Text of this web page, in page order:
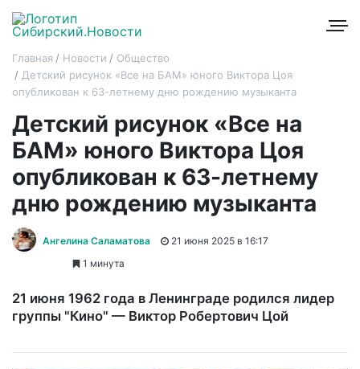
Главная Новости
Общество
Детский рисунок «Все на БАМ» юного Виктора Цоя
опубликован к 63-летнему дню рождению музыканта
Детский рисунок «Все на
БАМ» юного Виктора Цоя
опубликован к 63-летнему
дню рождению музыканта
Ангелина Саламатова
21 июня 2025 в 16:17
1 минута
21 июня 1962 года в Ленинграде родился лидер
группы "Кино" — Виктор Робертович Цой